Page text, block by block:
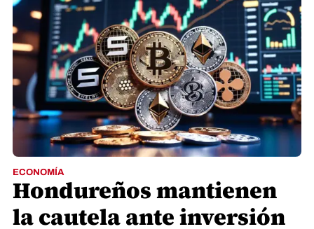
ECONOMÍA
Hondureños mantienen
la cautela ante inversión